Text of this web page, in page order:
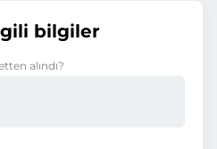
bilgiler
alındı?